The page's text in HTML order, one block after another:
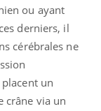
ou ayant
derniers, il
cérébrales ne
un
crâne via un